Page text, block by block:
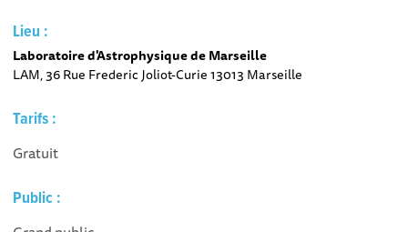
Lieu :
Laboratoire d'Astrophysique de Marseille
LAM, 36 Rue Frederic Joliot-Curie 13013 Marseille
Tarifs :
Gratuit
Public :